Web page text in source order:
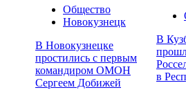
Общество
Новокузнецк
В Новокузнецке
простились с первым
командиром ОМОН
Сергеем Добижей
В
в